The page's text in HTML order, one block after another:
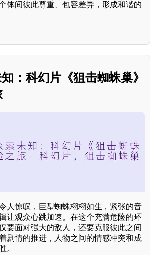
体间彼此尊重、包容差异，形成和谐的
：科幻片《狙击蜘蛛巢》
人惊叹，巨型蜘蛛栩栩如生，紧张的音
让观众心跳加速。在这个充满危险的环
要面对强大的敌人，还要克服彼此之间
剧情的推进，人物之间的情感冲突和成
。